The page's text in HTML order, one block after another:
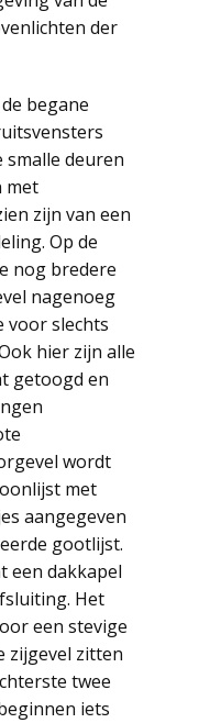
der
begane
deuren
met
zijn van een
Op de
nog bredere
nagenoeg
voor slechts
hier zijn alle
getoogd en
wordt
met
aangegeven
gootlijst.
een dakkapel
Het
een stevige
zijgevel zitten
twee
iets